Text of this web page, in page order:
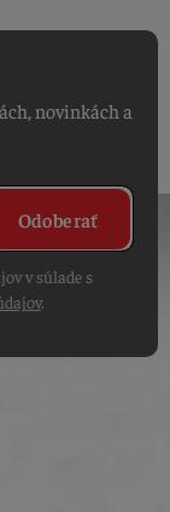
novinkách a
Odoberať
v súlade s
.